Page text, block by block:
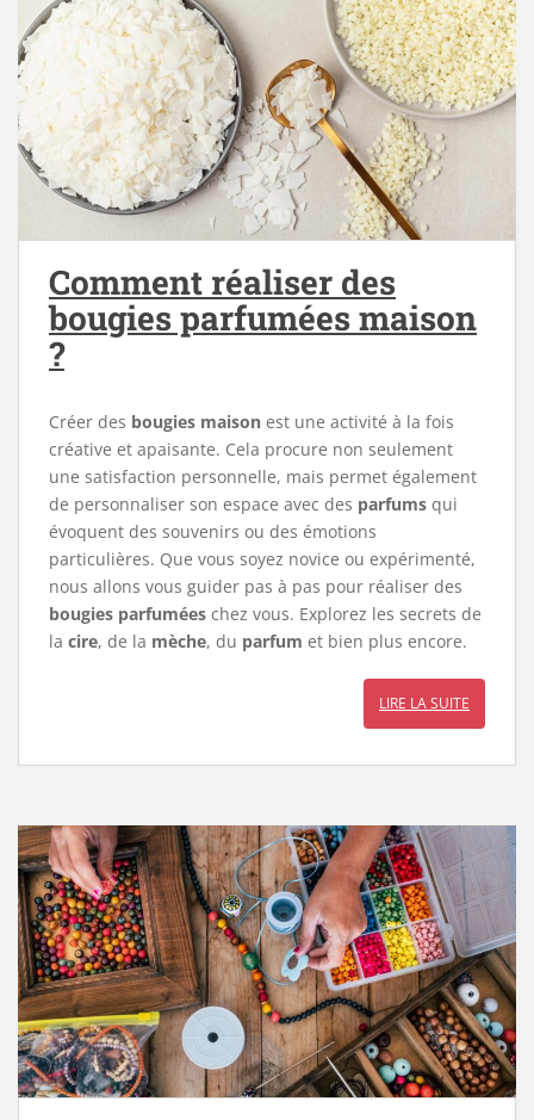
Comment réaliser des
bougies parfumées maison
?
Créer des bougies maison est une activité à la fois
créative et apaisante. Cela procure non seulement
une satisfaction personnelle, mais permet également
de personnaliser son espace avec des parfums qui
évoquent des souvenirs ou des émotions
particulières. Que vous soyez novice ou expérimenté,
nous allons vous guider pas à pas pour réaliser des
bougies parfumées chez vous. Explorez les secrets de
la cire, de la mèche, du parfum et bien plus encore.
LIRE LA SUITE